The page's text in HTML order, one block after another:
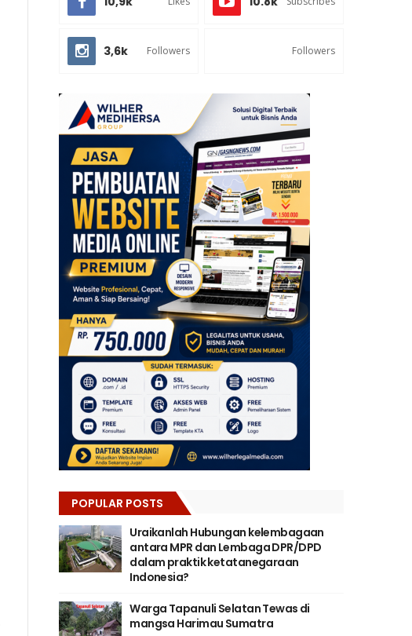
3,6k Followers Followers
POPULAR POSTS
Uraikanlah Hubungan kelembagaan
antara MPR dan Lembaga DPR/DPD
dalam praktik ketatanegaraan
Indonesia?
Warga Tapanuli Selatan Tewas di
mangsa Harimau Sumatra